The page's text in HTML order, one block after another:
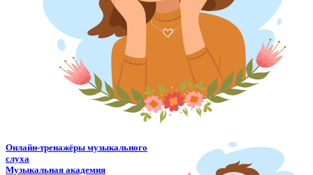
Онлайн-тренажёры музыкального
слуха
Музыкальная академия